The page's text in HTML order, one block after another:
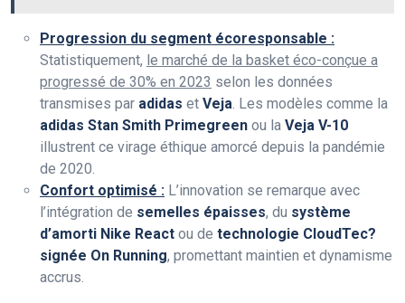
Progression du segment écoresponsable :
Statistiquement, le marché de la basket éco-conçue a
progressé de 30% en 2023 selon les données
transmises par adidas et Veja . Les modèles comme la
adidas Stan Smith Primegreen ou la Veja V-10
illustrent ce virage éthique amorcé depuis la pandémie
de 2020.
Confort optimisé : L’innovation se remarque avec
l’intégration de semelles épaisses, du système
d’amorti Nike React ou de technologie CloudTec?
signée On Running, promettant maintien et dynamisme
accrus.